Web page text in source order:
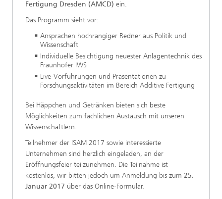
Fertigung Dresden (AMCD) ein.
Das Programm sieht vor:
Ansprachen hochrangiger Redner aus Politik und
Wissenschaft
Individuelle Besichtigung neuester Anlagentechnik des
Fraunhofer IWS
Live-Vorführungen und Präsentationen zu
Forschungsaktivitäten im Bereich Additive Fertigung
Bei Häppchen und Getränken bieten sich beste
Möglichkeiten zum fachlichen Austausch mit unseren
Wissenschaftlern.
Teilnehmer der ISAM 2017 sowie interessierte
Unternehmen sind herzlich eingeladen, an der
Eröffnungsfeier teilzunehmen. Die Teilnahme ist
kostenlos, wir bitten jedoch um Anmeldung bis zum 25.
Januar 2017 über das Online-Formular.